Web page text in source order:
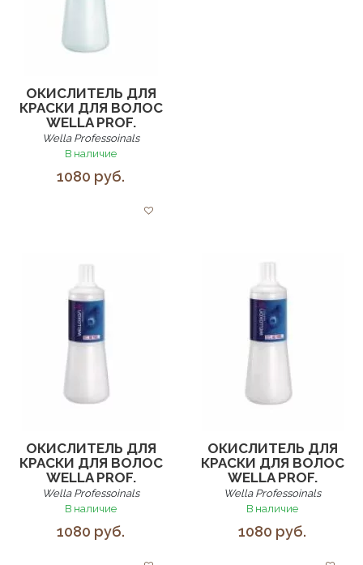
ОКИСЛИТЕЛЬ ДЛЯ
КРАСКИ ДЛЯ ВОЛОС
WELLA PROF.
Wella Professoinals
В наличие
1080 руб.
ОКИСЛИТЕЛЬ ДЛЯ
КРАСКИ ДЛЯ ВОЛОС
WELLA PROF.
Wella Professoinals
В наличие
1080 руб.
ОКИСЛИТЕЛЬ ДЛЯ
КРАСКИ ДЛЯ ВОЛОС
WELLA PROF.
Wella Professoinals
В наличие
1080 руб.